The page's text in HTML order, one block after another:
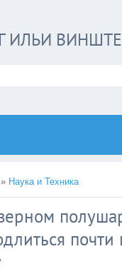
ИЛЬИ
» Наука и Техника
почти